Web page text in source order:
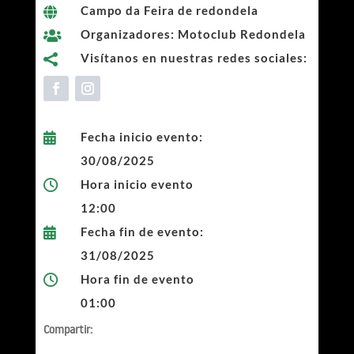

Campo da Feira de redondela

Organizadores: Motoclub Redondela

Visítanos en nuestras redes sociales:

Fecha inicio evento:
30/08/2025

Hora inicio evento
12:00

Fecha fin de evento:
31/08/2025

Hora fin de evento
01:00
Compartir: